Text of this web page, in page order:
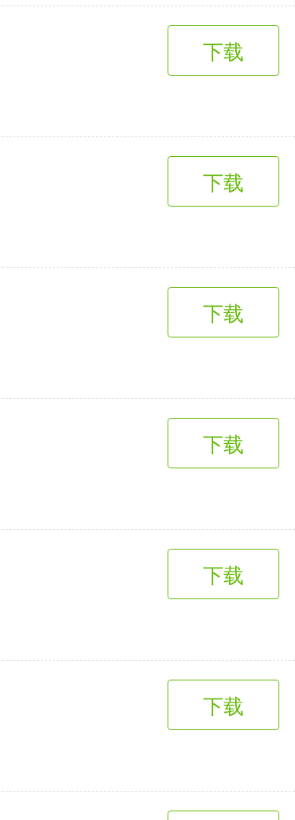
下载
下载
下载
下载
下载
下载